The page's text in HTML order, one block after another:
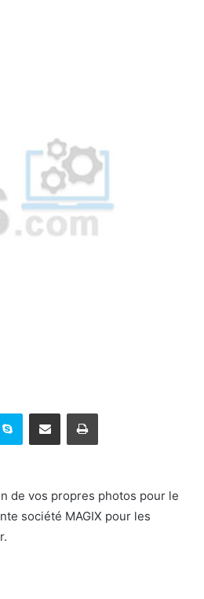
Skype Partager par email Imprimer
de vos propres photos pour le
société MAGIX pour les